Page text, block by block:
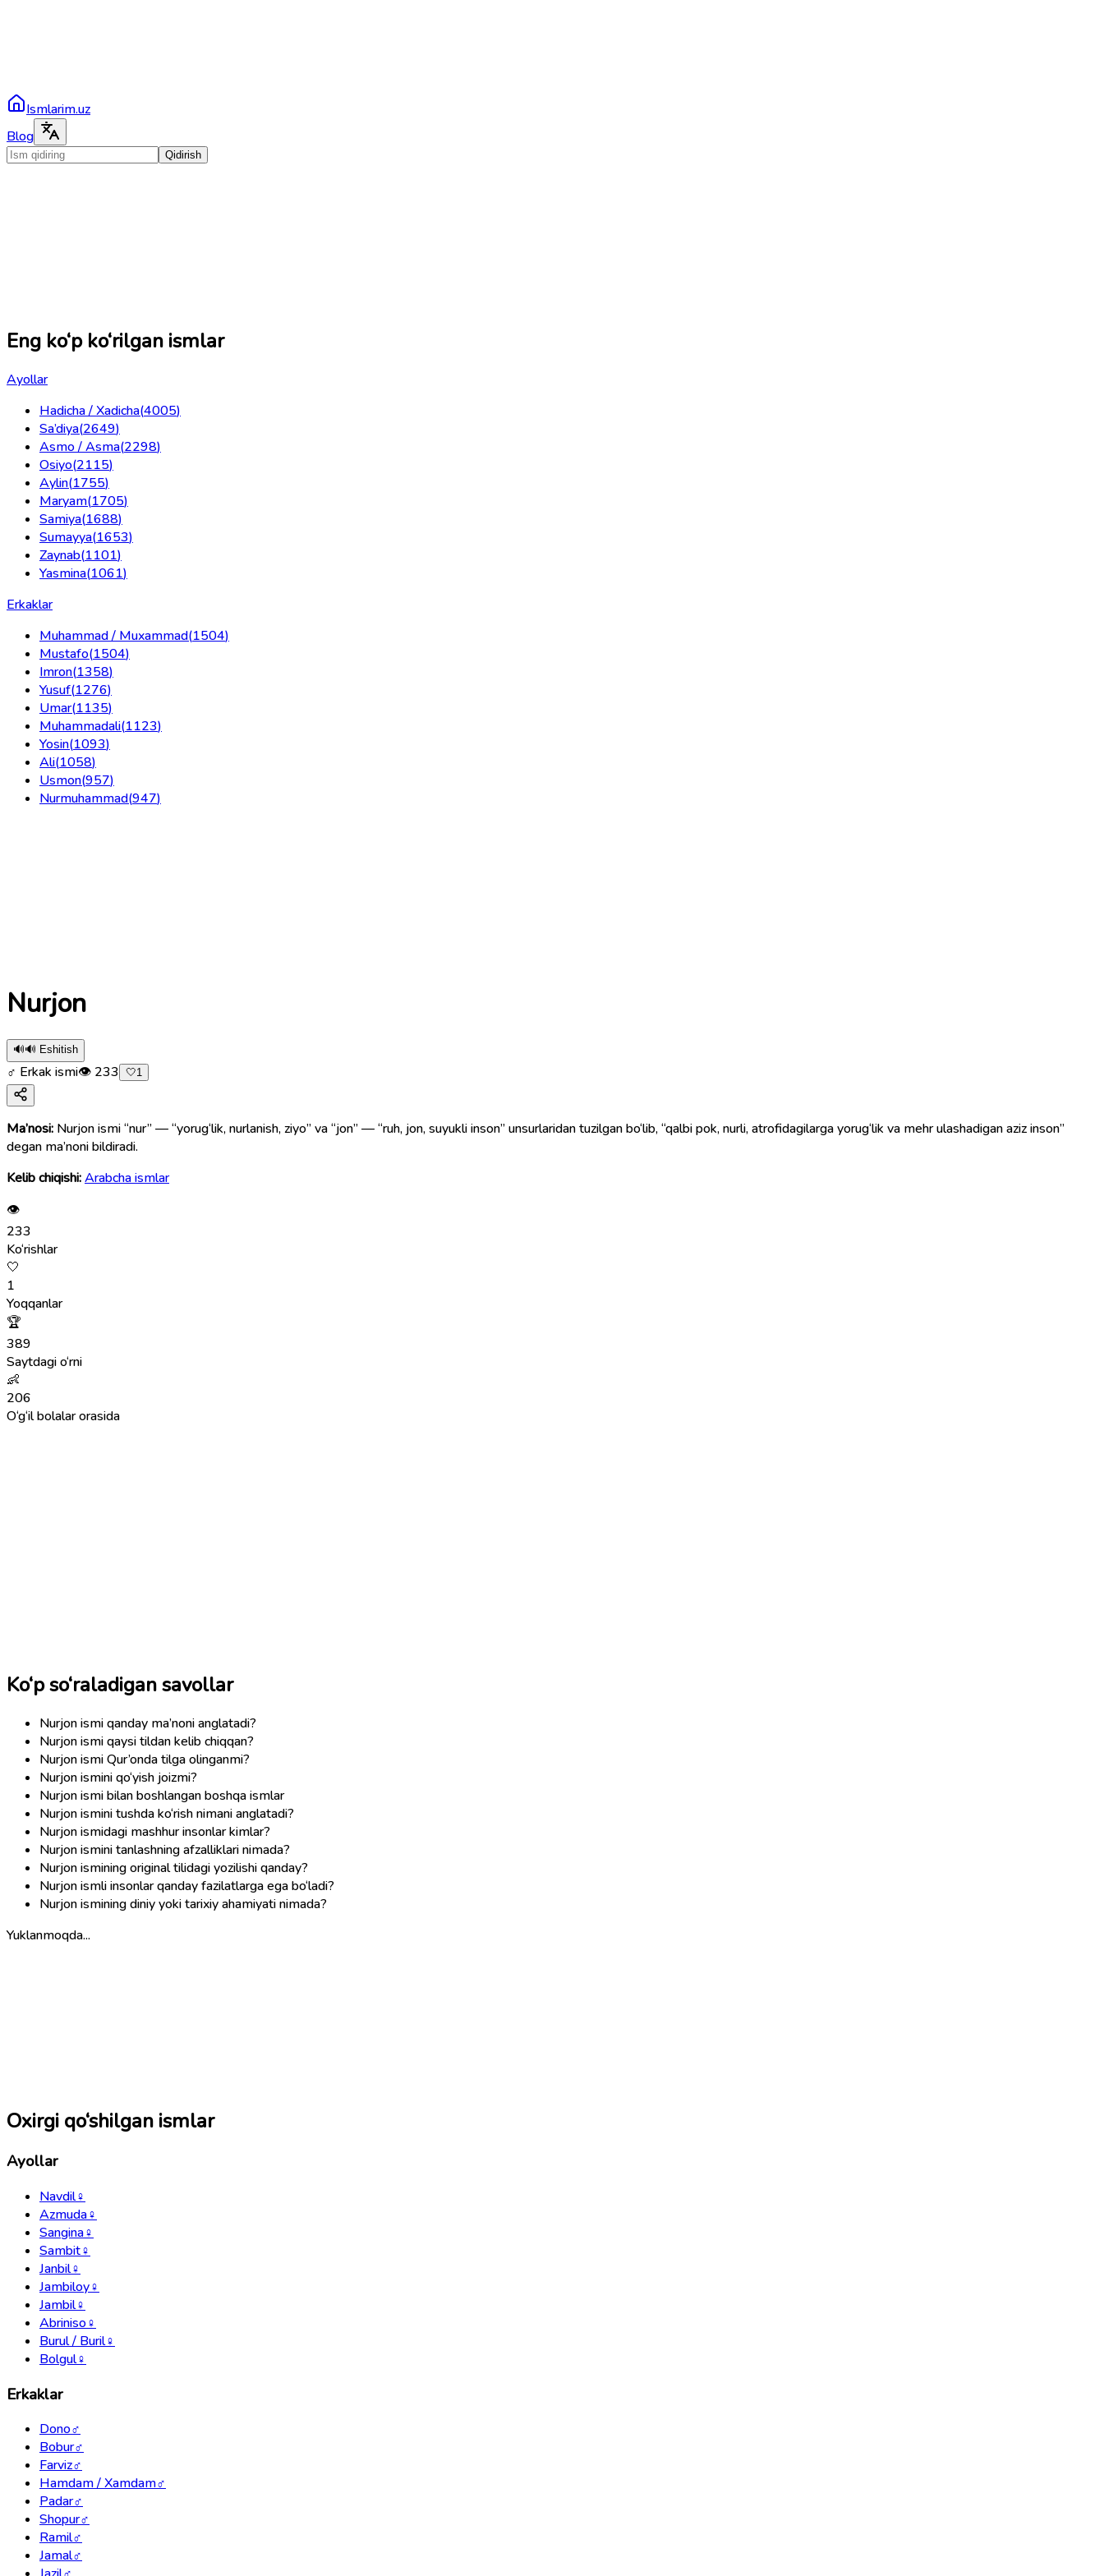
Ismlarim.uz
Blog
Qidirish
Eng ko‘p ko‘rilgan ismlar
Ayollar
Hadicha / Xadicha(4005)
Sa’diya(2649)
Asmo / Asma(2298)
Osiyo(2115)
Aylin(1755)
Maryam(1705)
Samiya(1688)
Sumayya(1653)
Zaynab(1101)
Yasmina(1061)
Erkaklar
Muhammad / Muxammad(1504)
Mustafo(1504)
Imron(1358)
Yusuf(1276)
Umar(1135)
Muhammadali(1123)
Yosin(1093)
Ali(1058)
Usmon(957)
Nurmuhammad(947)
Nurjon
🔊🔊 Eshitish
♂ Erkak ismi👁 233 🤍1
Ma’nosi: Nurjon ismi “nur” — “yorug‘lik, nurlanish, ziyо” va “jon” — “ruh, jon, suyukli inson” unsurlaridan tuzilgan bo‘lib, “qalbi pok, nurli, atrofidagilarga yorug‘lik va mehr ulashadigan aziz inson”
degan ma’noni bildiradi.
Kelib chiqishi:Arabcha ismlar
👁
233
Ko‘rishlar
🤍
1
Yoqqanlar
🏆
389
Saytdagi o‘rni
👶
206
O‘g‘il bolalar orasida
Ko‘p so‘raladigan savollar
Nurjon ismi qanday ma’noni anglatadi?
Nurjon ismi qaysi tildan kelib chiqqan?
Nurjon ismi Qur’onda tilga olinganmi?
Nurjon ismini qo‘yish joizmi?
Nurjon ismi bilan boshlangan boshqa ismlar
Nurjon ismini tushda ko‘rish nimani anglatadi?
Nurjon ismidagi mashhur insonlar kimlar?
Nurjon ismini tanlashning afzalliklari nimada?
Nurjon ismining original tilidagi yozilishi qanday?
Nurjon ismli insonlar qanday fazilatlarga ega bo‘ladi?
Nurjon ismining diniy yoki tarixiy ahamiyati nimada?
Yuklanmoqda...
Oxirgi qo‘shilgan ismlar
Ayollar
Navdil♀
Azmuda♀
Sangina♀
Sambit♀
Janbil♀
Jambiloy♀
Jambil♀
Abriniso♀
Burul / Buril♀
Bolgul♀
Erkaklar
Dono♂
Bobur♂
Farviz♂
Hamdam / Xamdam♂
Padar♂
Shopur♂
Ramil♂
Jamal♂